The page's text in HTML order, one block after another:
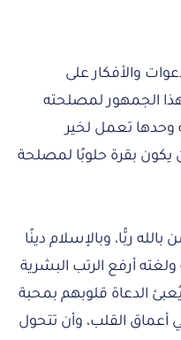
والأفكار على
الجمهور لمصلحته
وحدها تعمل لخير
يكون بقرة حلوبًا لمصلحة
ربًّا، وبالإسلام دينًا
أرفع الرتب البشرية
الدعاة قلوبهم بمحبة
أعماق القلب، وأن تتحول